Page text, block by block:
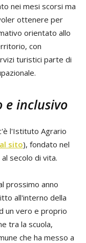
nei mesi scorsi ma
ottenere per
orientato allo
con
turistici parte di
e inclusivo
l'Istituto Agrario
sito), fondato nel
secolo di vita.
prossimo anno
all'interno della
un vero e proprio
tra la scuola,
che ha messo a